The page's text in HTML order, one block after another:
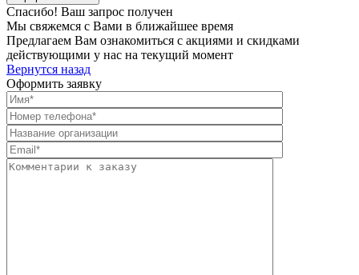
Спасибо! Ваш запрос получен
Мы свяжемся с Вами в ближайшее время
Предлагаем Вам ознакомиться с акциями и скидками
действующими у нас на текущий момент
Вернутся назад
Оформить заявку